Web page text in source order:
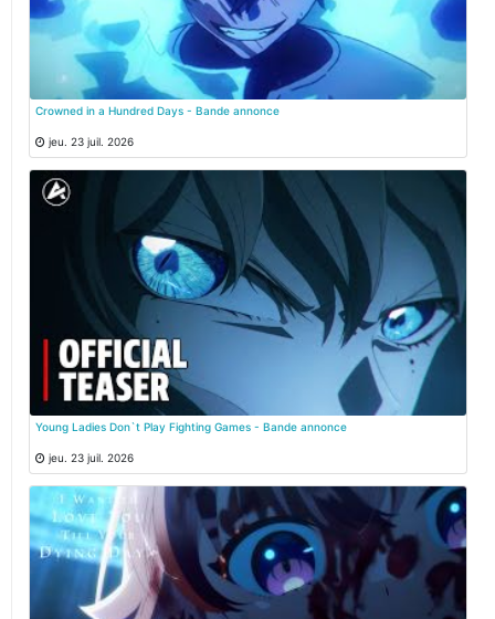
Crowned in a Hundred Days - Bande annonce
jeu. 23 juil. 2026
Young Ladies Don`t Play Fighting Games - Bande annonce
jeu. 23 juil. 2026